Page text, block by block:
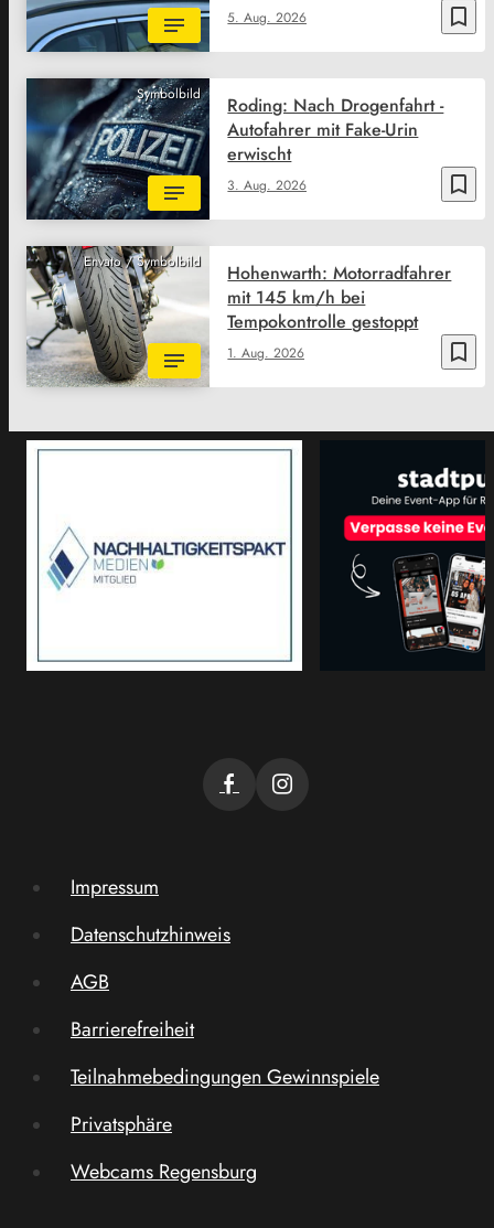
bookmark_border
5. Aug. 2026
Symbolbild
bookmark_border
3. Aug. 2026
Roding: Nach Drogenfahrt -
Autofahrer mit Fake-Urin
erwischt
Envato / Symbolbild
bookmark_border
1. Aug. 2026
Hohenwarth: Motorradfahrer
mit 145 km/h bei
Tempokontrolle gestoppt
Impressum
Datenschutzhinweis
AGB
Barrierefreiheit
Teilnahmebedingungen Gewinnspiele
Privatsphäre
Webcams Regensburg